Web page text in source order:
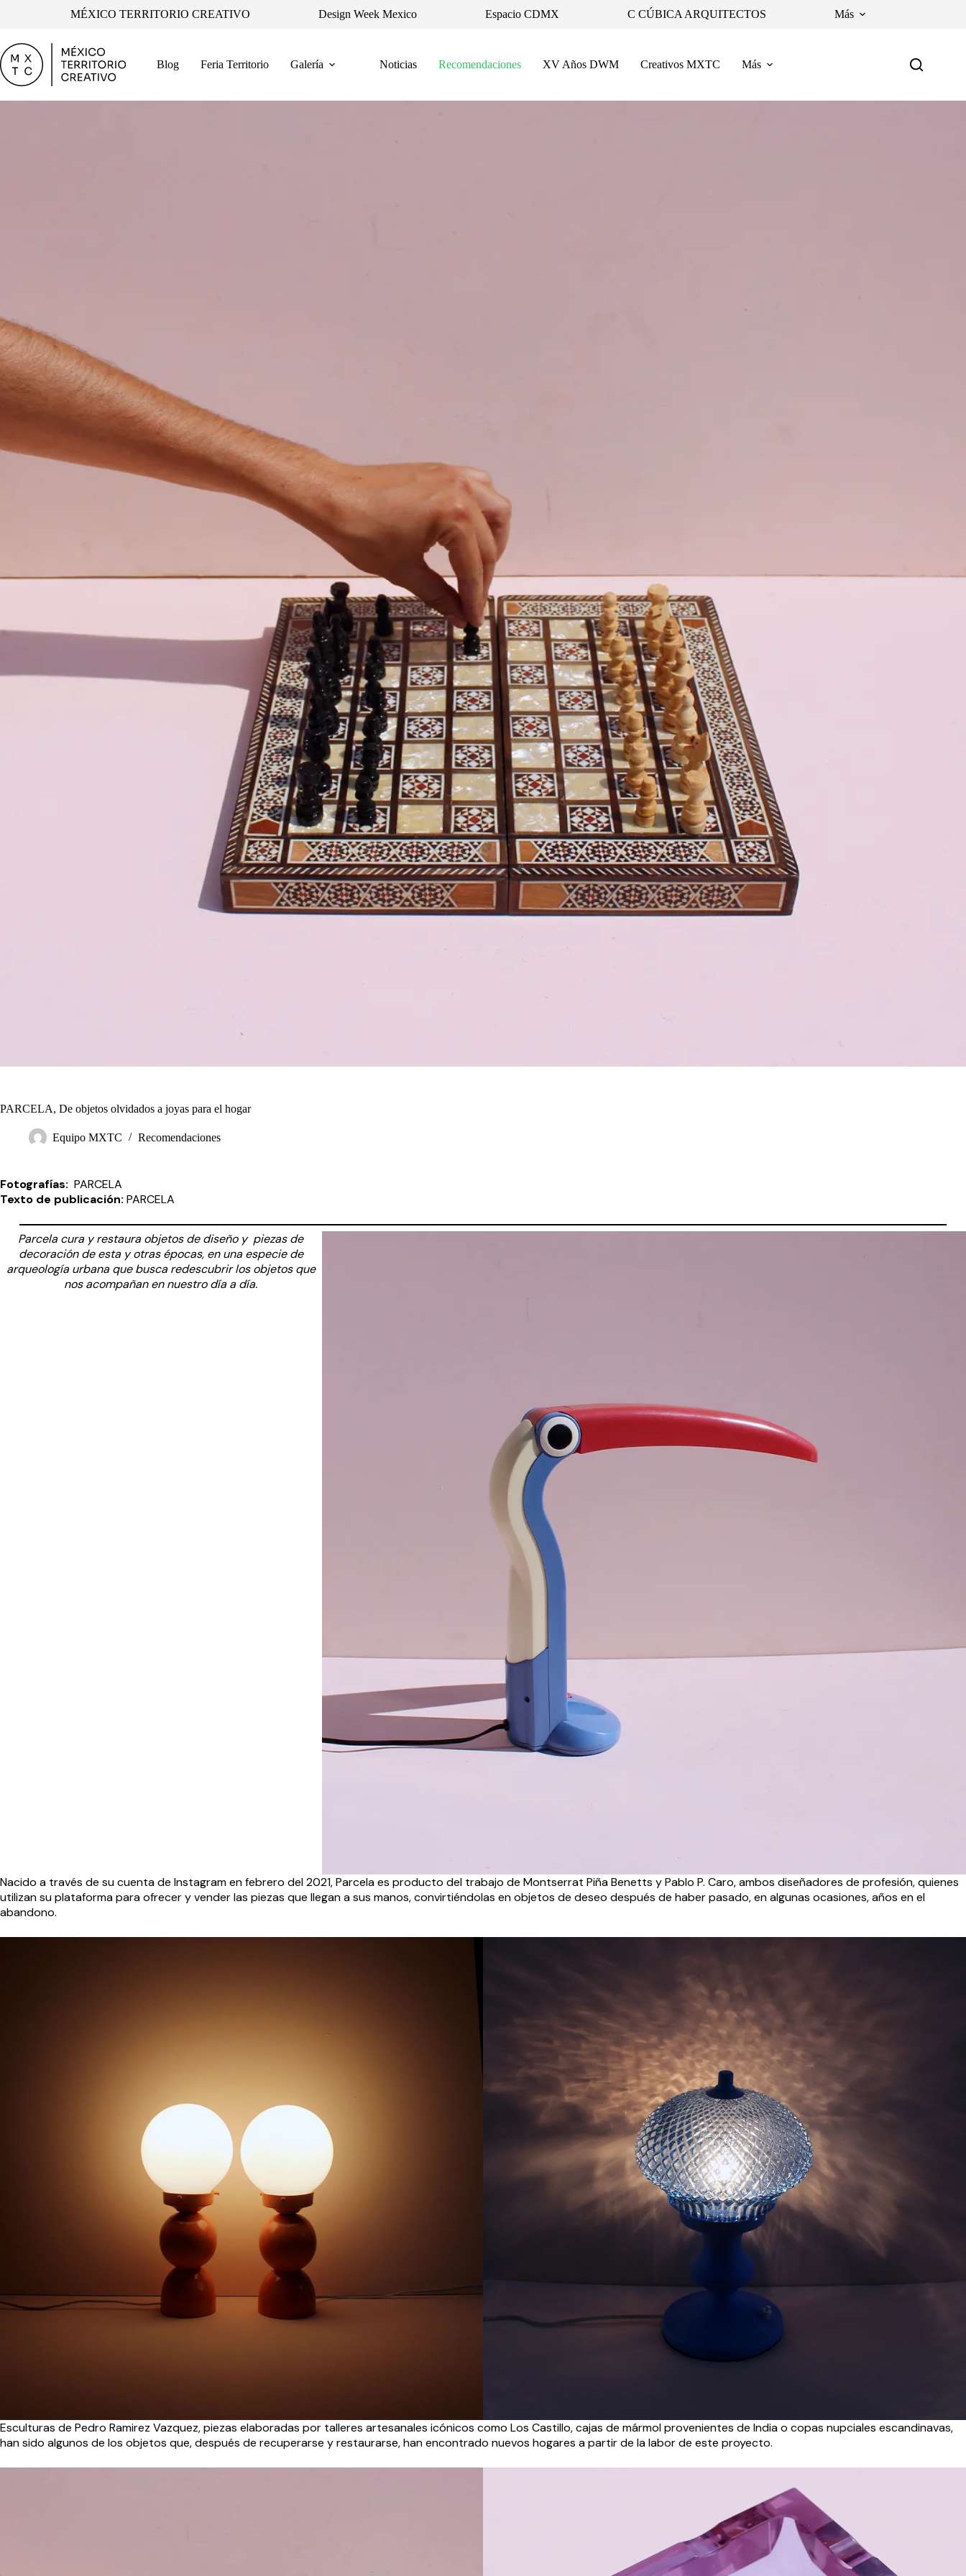
MÉXICO TERRITORIO CREATIVO Design Week Mexico Espacio CDMX C CÚBICA ARQUITECTOS Más
Blog Feria Territorio Galería Noticias Recomendaciones XV Años DWM Creativos MXTC Más
PARCELA, De objetos olvidados a joyas para el hogar
Equipo MXTC Recomendaciones
Fotografías: PARCELA
Texto de publicación: PARCELA
Parcela cura y restaura objetos de diseño y piezas de
decoración de esta y otras épocas, en una especie de
arqueología urbana que busca redescubrir los objetos que
nos acompañan en nuestro día a día.
Nacido a través de su cuenta de Instagram en febrero del 2021, Parcela es producto del trabajo de Montserrat Piña Benetts y Pablo P. Caro, ambos diseñadores de profesión, quienes
utilizan su plataforma para ofrecer y vender las piezas que llegan a sus manos, convirtiéndolas en objetos de deseo después de haber pasado, en algunas ocasiones, años en el
abandono.
Esculturas de Pedro Ramirez Vazquez, piezas elaboradas por talleres artesanales icónicos como Los Castillo, cajas de mármol provenientes de India o copas nupciales escandinavas,
han sido algunos de los objetos que, después de recuperarse y restaurarse, han encontrado nuevos hogares a partir de la labor de este proyecto.